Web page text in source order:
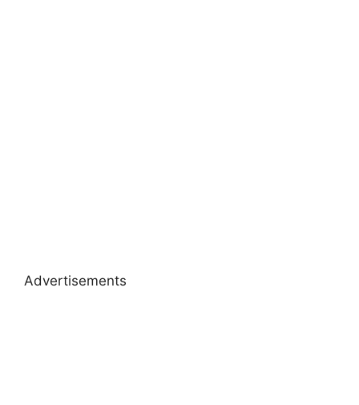
Advertisements